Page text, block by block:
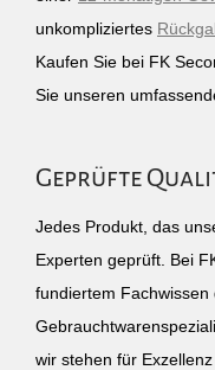
unkompliziertes
Kaufen Sie bei FK
Sie unseren
Geprüfte
Jedes Produkt, das
Experten geprüft. Bei
fundiertem
wir stehen für